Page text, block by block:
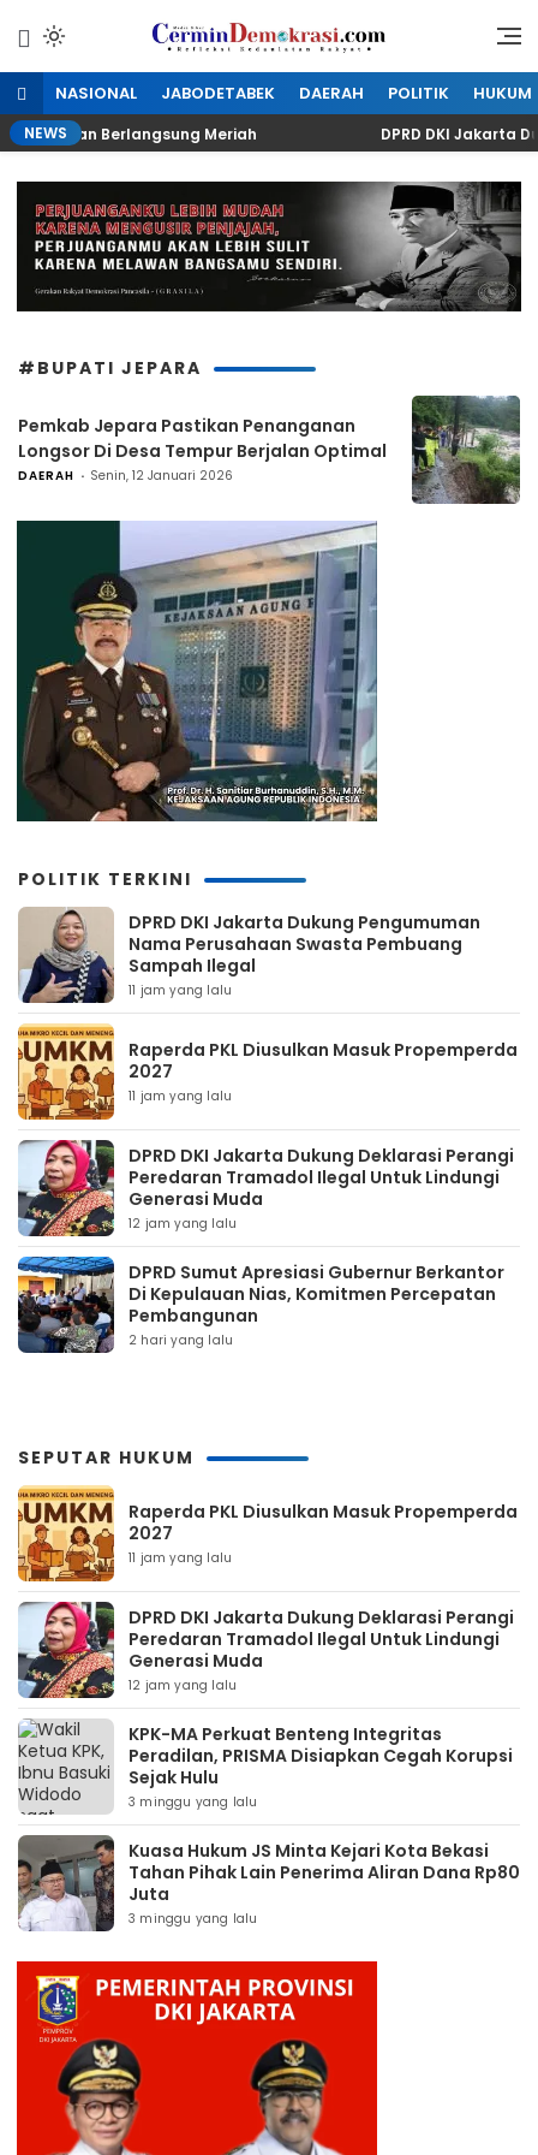
konten
CerminDemokrasi.com
Refleksi Kedaulatan Rakyat
NASIONAL JABODETABEK DAERAH POLITIK HUKUM
NEWS Berlangsung Meriah DPRD DKI Jakarta
#BUPATI JEPARA
Pemkab Jepara Pastikan Penanganan
Longsor Di Desa Tempur Berjalan Optimal
DAERAH Senin, 12 Januari 2026
POLITIK TERKINI
DPRD DKI Jakarta Dukung Pengumuman
Nama Perusahaan Swasta Pembuang
Sampah Ilegal
11 jam yang lalu
Raperda PKL Diusulkan Masuk Propemperda
2027
11 jam yang lalu
DPRD DKI Jakarta Dukung Deklarasi Perangi
Peredaran Tramadol Ilegal Untuk Lindungi
Generasi Muda
12 jam yang lalu
DPRD Sumut Apresiasi Gubernur Berkantor
Di Kepulauan Nias, Komitmen Percepatan
Pembangunan
2 hari yang lalu
SEPUTAR HUKUM
Raperda PKL Diusulkan Masuk Propemperda
2027
11 jam yang lalu
DPRD DKI Jakarta Dukung Deklarasi Perangi
Peredaran Tramadol Ilegal Untuk Lindungi
Generasi Muda
12 jam yang lalu
KPK-MA Perkuat Benteng Integritas
Peradilan, PRISMA Disiapkan Cegah Korupsi
Sejak Hulu
3 minggu yang lalu
Kuasa Hukum JS Minta Kejari Kota Bekasi
Tahan Pihak Lain Penerima Aliran Dana Rp80
Juta
3 minggu yang lalu